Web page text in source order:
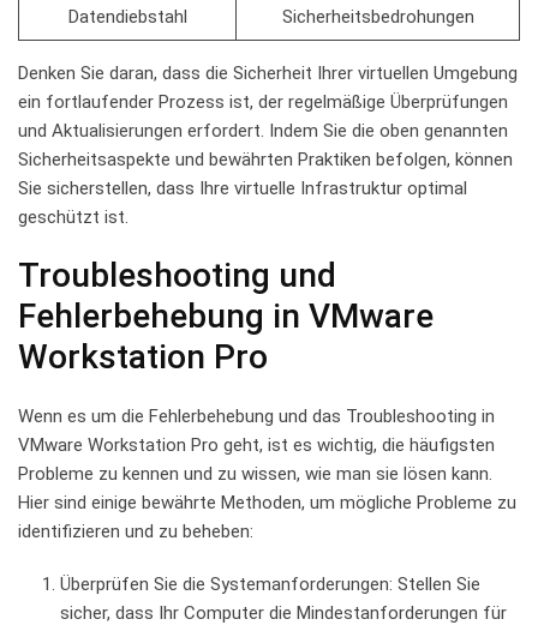
‌Datendiebstahl
Sicherheitsbedrohungen
Denken ‌Sie daran, ‍dass die Sicherheit⁣ Ihrer virtuellen Umgebung
ein fortlaufender Prozess ist,‌ der‍ regelmäßige ⁣Überprüfungen
und Aktualisierungen erfordert. ⁣Indem ​Sie die oben genannten
⁢Sicherheitsaspekte und ⁣bewährten Praktiken befolgen, können
Sie⁤ sicherstellen, dass Ihre ‌virtuelle Infrastruktur optimal
geschützt ist.
Troubleshooting⁣ und
Fehlerbehebung in VMware
Workstation Pro
Wenn​ es um die Fehlerbehebung und das Troubleshooting in
VMware Workstation⁢ Pro geht, ist es wichtig,⁤ die häufigsten
Probleme zu kennen‌ und zu wissen, ‍wie man ⁢sie ‌lösen​ kann.
⁤Hier sind einige bewährte Methoden, um mögliche ⁤Probleme zu
identifizieren und zu⁤ beheben:
Überprüfen Sie‌ die⁣ Systemanforderungen: ‌Stellen Sie
sicher, dass Ihr Computer die Mindestanforderungen ⁣für